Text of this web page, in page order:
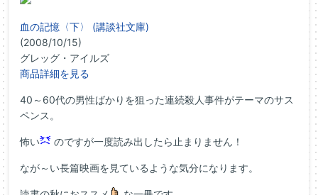
血の記憶〈下〉 (講談社文庫)
(2008/10/15)
グレッグ・アイルズ
商品詳細を見る
40～60代の男性ばかりを狙った連続殺人事件がテーマのサス
ペンス。
怖い のですが一度読み出したら止まりません！
なが～い長篇映画を見ているような気分になります。